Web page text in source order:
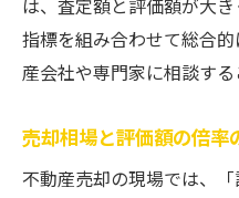
は、査定額と評価額が大
指標を組み合わせて総合
産会社や専門家に相談する
売却相場と評価額の倍率
不動産売却の現場では、